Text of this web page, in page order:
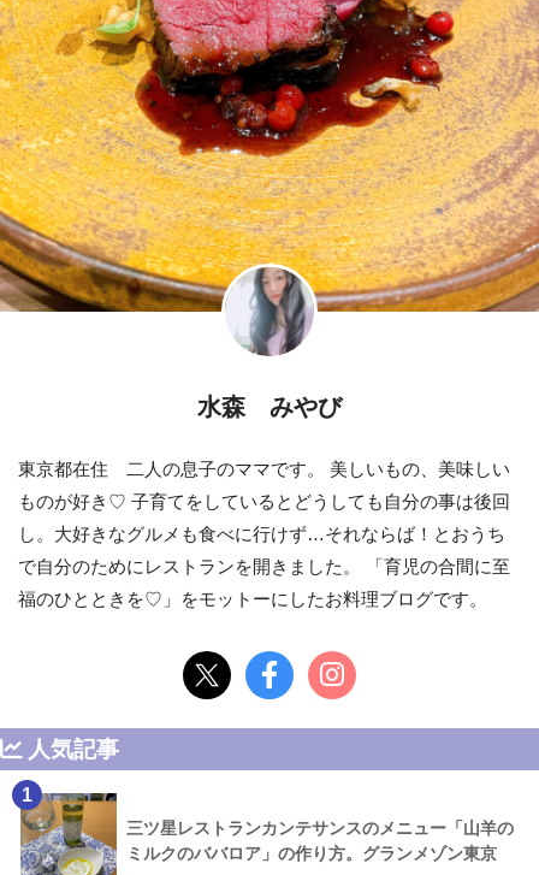
水森 みやび
東京都在住 二人の息子のママです。 美しいもの、美味しい
ものが好き♡ 子育てをしているとどうしても自分の事は後回
し。大好きなグルメも食べに行けず…それならば！とおうち
で自分のためにレストランを開きました。 「育児の合間に至
福のひとときを♡」をモットーにしたお料理ブログです。
人気記事
1
三ツ星レストランカンテサンスのメニュー「山羊の
ミルクのババロア」の作り方。グランメゾン東京